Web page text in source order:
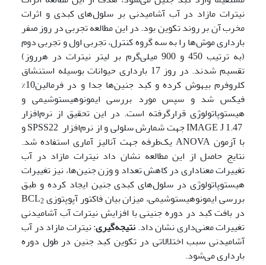
نیترات مازاد در آب آشامیدنی بر سلول‌های کبدی و اثرات
مخرب آن بر روند تکوین بود. در این مطالعه تجربی در روز صفر
بارداری موش‌ها را به سه گروه کنترل، تجربی اول و تجربی دوم
(به ترتیب 450 و 900 میلی‌گرم بر لیتر نیترات در هرروز)
تقسیم شدند. در روز 17 بارداری حیوانات بوسیله استنشاق
کلروفرم بیهوش کرده و کبد جنین‌ها جدا و در فرمالین10%
فیکس شد و سپس مورد بررسی ایمونوهیستوشیمی و
هیستوپاتولوژی قرارگرفته است. در این تحقیق از نرم‌افزار
IMAGE J 1.47 جهت شمارش سلولی و از نرم‌افزار SPSS22 و
با آزمون ANOVA یک‌طرفه جهت آنالیز آماری استفاده شد.
نتایج حاصل از این مطالعه نشان داد نیترات مازاد در آب
تغییرات معناداری در کاهش تعداد و وزن جنین‌ها، نیز تغییرات
هیستوپاتولوژی در سلول‌های کبدی جنین ایجاد کرده و طبق
بررسی ایمونوهیستوشیمی، میزان بیان فاکتور آپوپتوزی BCL2
در بافت کبد در دوره جنینی با افزایش نیترات آب آشامیدنی
تغییرات معنی‌داری نشان داد.نتیجه‌گیری:نیترات مازاد در آب
آشامیدنی سبب اختلالاتی در تکوین کبد جنین در طول دوره
بارداری می‌شود.